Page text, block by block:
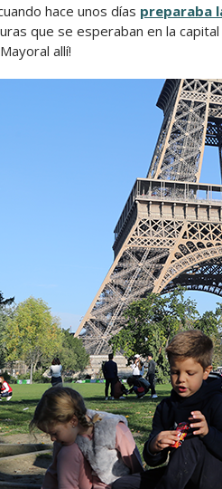
hace unos días preparaba
que se esperaban en la
allí!